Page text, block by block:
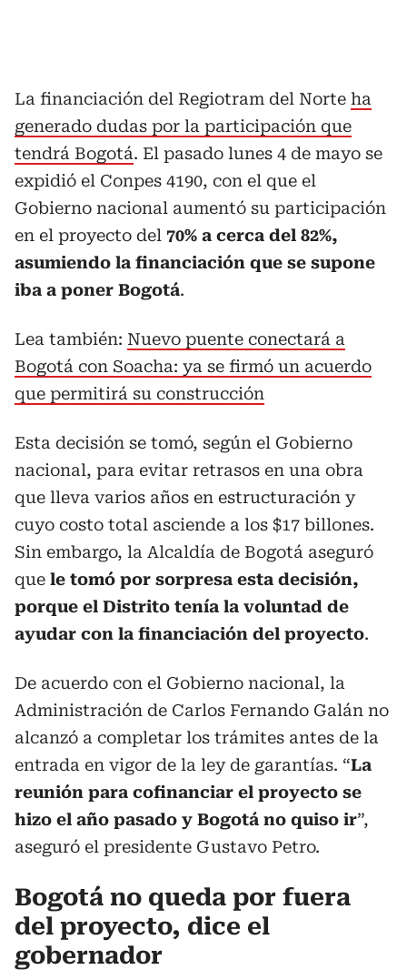
La financiación del Regiotram del Norte ha
generado dudas por la participación que
tendrá Bogotá. El pasado lunes 4 de mayo se
expidió el Conpes 4190, con el que el
Gobierno nacional aumentó su participación
en el proyecto del 70% a cerca del 82%,
asumiendo la financiación que se supone
iba a poner Bogotá.
Lea también: Nuevo puente conectará a
Bogotá con Soacha: ya se firmó un acuerdo
que permitirá su construcción
Esta decisión se tomó, según el Gobierno
nacional, para evitar retrasos en una obra
que lleva varios años en estructuración y
cuyo costo total asciende a los $17 billones.
Sin embargo, la Alcaldía de Bogotá aseguró
que le tomó por sorpresa esta decisión,
porque el Distrito tenía la voluntad de
ayudar con la financiación del proyecto.
De acuerdo con el Gobierno nacional, la
Administración de Carlos Fernando Galán no
alcanzó a completar los trámites antes de la
entrada en vigor de la ley de garantías. “La
reunión para cofinanciar el proyecto se
hizo el año pasado y Bogotá no quiso ir”,
aseguró el presidente Gustavo Petro.
Bogotá no queda por fuera
del proyecto, dice el
gobernador